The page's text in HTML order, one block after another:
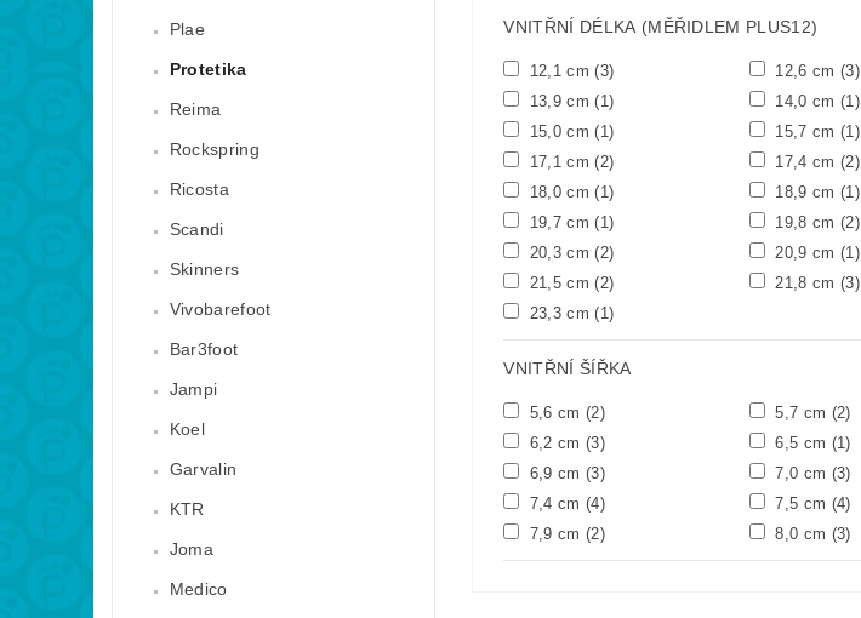
Plae
Protetika
Reima
Rockspring
Ricosta
Scandi
Skinners
Vivobarefoot
Bar3foot
Jampi
Koel
Garvalin
KTR
Joma
Medico
VNITŘNÍ DÉLKA (MĚŘIDLEM PLUS12)
12,1 cm(3) 12,6 cm (3)
13,9 cm(1) 14,0 cm (1)
15,0 cm(1) 15,7 cm (1)
17,1 cm(2) 17,4 cm (2)
18,0 cm(1) 18,9 cm (1)
19,7 cm(1) 19,8 cm (2)
20,3 cm(2) 20,9 cm (1)
21,5 cm(2) 21,8 cm (3)
23,3 cm(1)
VNITŘNÍ ŠÍŘKA
5,6 cm (2) 5,7 cm (2)
6,2 cm (3) 6,5 cm (1)
6,9 cm (3) 7,0 cm (3)
7,4 cm (4) 7,5 cm (4)
7,9 cm (2) 8,0 cm (3)